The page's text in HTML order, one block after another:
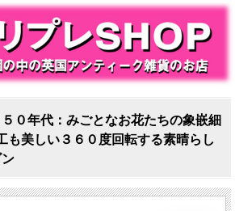
０年代：みごとなお花たちの象嵌細
も美しい３６０度回転する素晴らし